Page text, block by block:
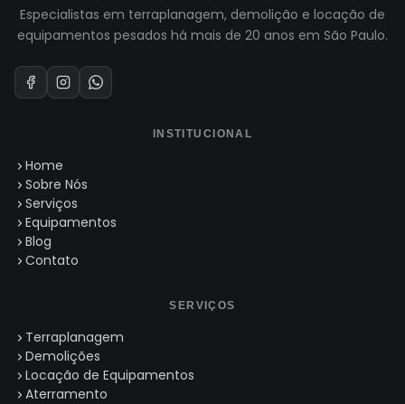
Especialistas em terraplanagem, demolição e locação de
equipamentos pesados há mais de 20 anos em São Paulo.
INSTITUCIONAL
Home
Sobre Nós
Serviços
Equipamentos
Blog
Contato
SERVIÇOS
Terraplanagem
Demolições
Locação de Equipamentos
Aterramento